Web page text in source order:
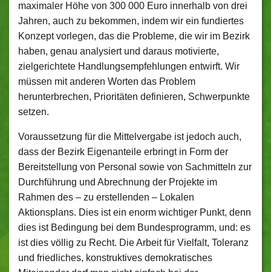
maximaler Höhe von 300 000 Euro innerhalb von drei
Jahren, auch zu bekommen, indem wir ein fundiertes
Konzept vorlegen, das die Probleme, die wir im Bezirk
haben, genau analysiert und daraus motivierte,
zielgerichtete Handlungsempfehlungen entwirft. Wir
müssen mit anderen Worten das Problem
herunterbrechen, Prioritäten definieren, Schwerpunkte
setzen.
Voraussetzung für die Mittelvergabe ist jedoch auch,
dass der Bezirk Eigenanteile erbringt in Form der
Bereitstellung von Personal sowie von Sachmitteln zur
Durchführung und Abrechnung der Projekte im
Rahmen des – zu erstellenden – Lokalen
Aktionsplans. Dies ist ein enorm wichtiger Punkt, denn
dies ist Bedingung bei dem Bundesprogramm, und: es
ist dies völlig zu Recht. Die Arbeit für Vielfalt, Toleranz
und friedliches, konstruktives demokratisches